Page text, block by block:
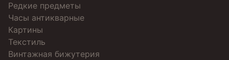
Редкие предметы
Часы антикварные
Картины
Текстиль
Винтажная бижутерия